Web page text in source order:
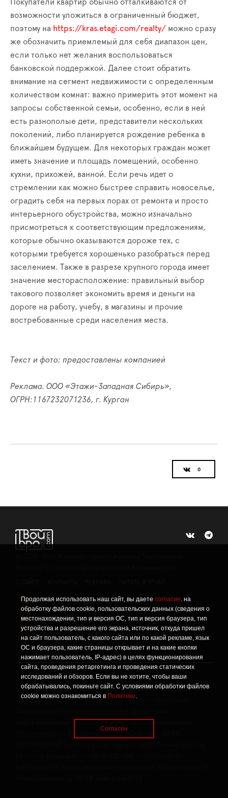
Продолжая использовать наш сайт, вы даете согласие. на
обработку файлов cookie, пользовательских данных (сведения о
местонахождении, тип и версия ОС, тип и версия браузера, тип
устройства и разрешение его экрана, источник, откуда пришел
на сайт пользователь, с какого сайта или по какой рекламе, язык
ОС и браузера, какие страницы открывает и на какие кнопки
нажимает пользователь, IP-адрес) в целях функционирования
сайта, проведения ретаргетинга и проведения статических
исследований и обзоров. Если вы не хотите, чтобы ваши
обрабатывались, покиньте сайт. С условиями обработки файлов
cookie можно ознакомиться в Политике.
Согласен
Покупатели квартир обычно отталкиваются от
возможности уложиться в ограниченный бюджет,
поэтому на https://kras.etagi.com/realty/ можно сразу
же обозначить приемлемый для себя диапазон цен,
если только нет желания воспользоваться
банковской поддержкой. Далее стоит обратить
внимание на сегмент недвижимости с определенным
количеством комнат: важно примерить этот момент на
запросы собственной семьи, особенно, если в ней
есть разнополые дети, представители нескольких
поколений, либо планируется рождение ребенка в
ближайшем будущем. Для некоторых граждан может
иметь значение и площадь помещений, особенно
кухни, прихожей, ванной. Если речь идет о
стремлении как можно быстрее справить новоселье,
оградить себя на первых порах от ремонта и просто
интерьерного обустройства, можно изначально
присмотреться к соответствующим предложениям,
которые обычно оказываются дороже тех, с
которыми требуется хорошенько разобраться перед
заселением. Также в разрезе крупного города имеет
значение месторасположение: правильный выбор
такового позволяет экономить время и деньги на
дороге на работу, учебу, в магазины и прочие
востребованные среди населения места.
Текст и фото: предоставлены компанией
Реклама. ООО «Этажи-Западная Сибирь»,
ОГРН:1167232071236, г. Курган
! Политика конфиденциальности
! Информация о проведении СОУТ
Данный сайт не предназначен для просмотра лицам
младше 16 лет.
Сетевое издание «Твой Бро», реестровая запись о
регистрации средства массовой информации: серия Эл №